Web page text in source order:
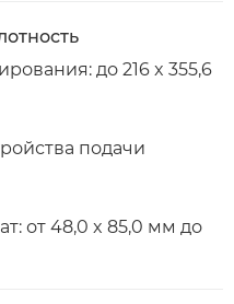
до 216 x 355,6
подачи
от 48,0 x 85,0 мм до